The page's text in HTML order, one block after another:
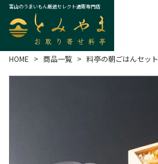
富山のうまいもん厳選セレクト通販専門店
HOME 商品一覧 料亭の朝ごはんセット